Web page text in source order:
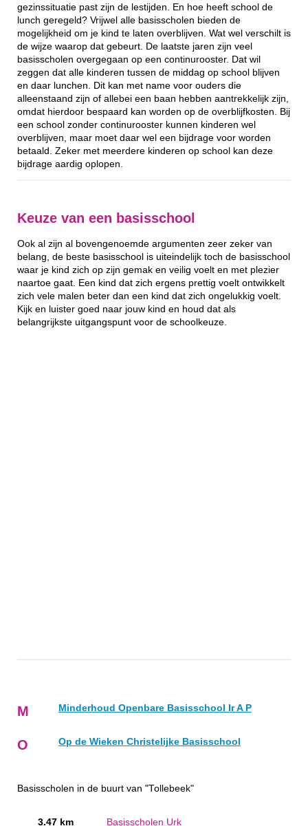
gezinssituatie past zijn de lestijden. En hoe heeft school de
lunch geregeld? Vrijwel alle basisscholen bieden de
mogelijkheid om je kind te laten overblijven. Wat wel verschilt is
de wijze waarop dat gebeurt. De laatste jaren zijn veel
basisscholen overgegaan op een continurooster. Dat wil
zeggen dat alle kinderen tussen de middag op school blijven
en daar lunchen. Dit kan met name voor ouders die
alleenstaand zijn of allebei een baan hebben aantrekkelijk zijn,
omdat hierdoor bespaard kan worden op de overblijfkosten. Bij
een school zonder continurooster kunnen kinderen wel
overblijven, maar moet daar wel een bijdrage voor worden
betaald. Zeker met meerdere kinderen op school kan deze
bijdrage aardig oplopen.
Keuze van een basisschool
Ook al zijn al bovengenoemde argumenten zeer zeker van
belang, de beste basisschool is uiteindelijk toch de basisschool
waar je kind zich op zijn gemak en veilig voelt en met plezier
naartoe gaat. Een kind dat zich ergens prettig voelt ontwikkelt
zich vele malen beter dan een kind dat zich ongelukkig voelt.
Kijk en luister goed naar jouw kind en houd dat als
belangrijkste uitgangspunt voor de schoolkeuze.
M Minderhoud Openbare Basisschool Ir A P
O Op de Wieken Christelijke Basisschool
Basisscholen in de buurt van "Tollebeek"
3.47 km Basisscholen Urk